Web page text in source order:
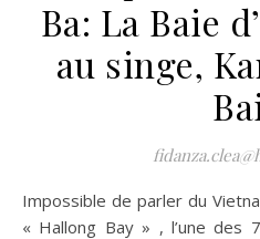
Ba: La Baie
au singe,
Impossible de parler du Vietnam sans évoquer la fameuse
« Hallong Bay » , l’une des